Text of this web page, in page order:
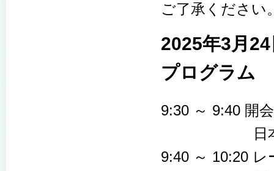
ご了承ください
2025年3月
プログラム
9:30 ～ 9:40 開
日本レーザ
9:40 ～ 10:20